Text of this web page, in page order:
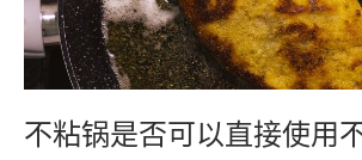
不粘锅是否可以直接使用